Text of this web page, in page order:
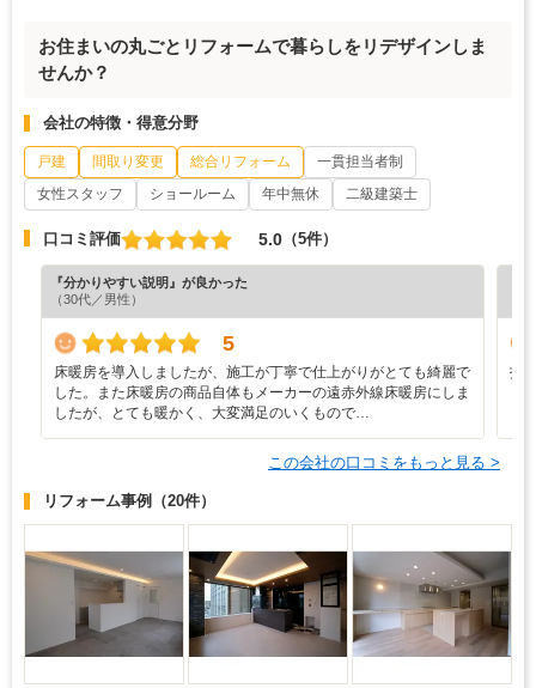
お住まいの丸ごとリフォームで暮らしをリデザインしま
せんか？
会社の特徴・得意分野
戸建 間取り変更 総合リフォーム
一貫担当者制
女性スタッフ
ショールーム 年中無休 二級建築士
口コミ評価 5.0 （5件）
『分かりやすい説明』が良かった
（30代／男性）
5
床暖房を導入しましたが、施工が丁寧で仕上がりがとても綺麗で
した。また床暖房の商品自体もメーカーの遠赤外線床暖房にしま
したが、とても暖かく、大変満足のいくもので…
打
この会社の口コミをもっと見る >
リフォーム事例 （20件）